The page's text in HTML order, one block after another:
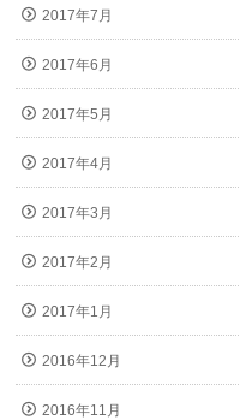
2017年7月
2017年6月
2017年5月
2017年4月
2017年3月
2017年2月
2017年1月
2016年12月
2016年11月